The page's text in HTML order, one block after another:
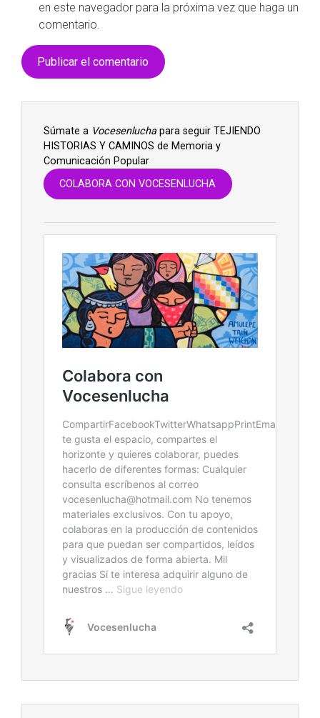
en este navegador para la próxima vez que haga un
comentario.
Súmate a Vocesenluchapara seguir TEJIENDO
HISTORIAS Y CAMINOS de Memoria y
Comunicación Popular
COLABORA CON VOCESENLUCHA